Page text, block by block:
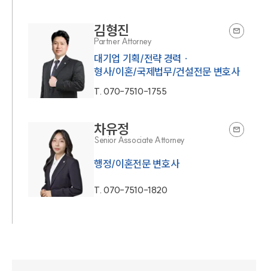
김형진
Partner Attorney
대기업 기획/전략 경력 ·
형사/이혼/국제법무/건설전문 변호사
T.070-7510-1755
차유정
Senior Associate Attorney
행정/이혼전문 변호사
T.070-7510-1820